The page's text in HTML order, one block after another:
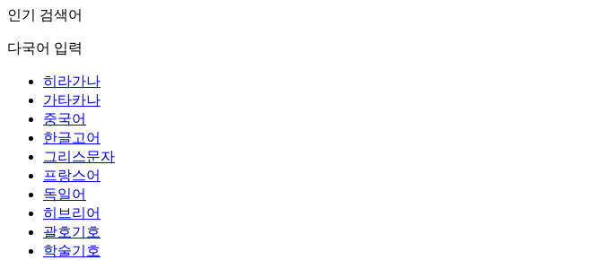
인기 검색어
다국어 입력
히라가나
가타카나
중국어
한글고어
그리스문자
프랑스어
독일어
히브리어
괄호기호
학술기호